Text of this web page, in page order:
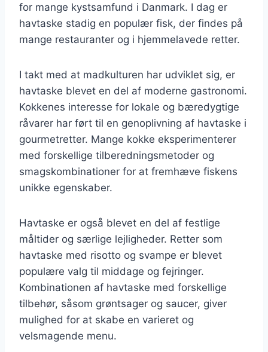
for mange kystsamfund i Danmark. I dag er
havtaske stadig en populær fisk, der findes på
mange restauranter og i hjemmelavede retter.
I takt med at madkulturen har udviklet sig, er
havtaske blevet en del af moderne gastronomi.
Kokkenes interesse for lokale og bæredygtige
råvarer har ført til en genoplivning af havtaske i
gourmetretter. Mange kokke eksperimenterer
med forskellige tilberedningsmetoder og
smagskombinationer for at fremhæve fiskens
unikke egenskaber.
Havtaske er også blevet en del af festlige
måltider og særlige lejligheder. Retter som
havtaske med risotto og svampe er blevet
populære valg til middage og fejringer.
Kombinationen af havtaske med forskellige
tilbehør, såsom grøntsager og saucer, giver
mulighed for at skabe en varieret og
velsmagende menu.